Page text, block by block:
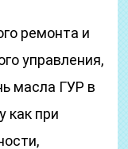
ремонта и
управления,
масла ГУР в
как при